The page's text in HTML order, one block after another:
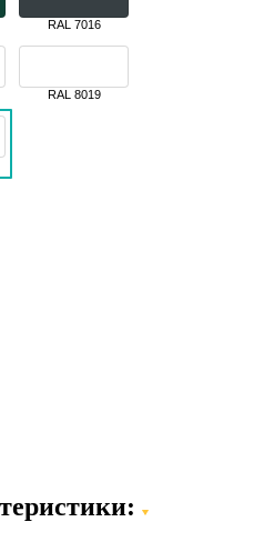
RAL 7016
RAL 8019